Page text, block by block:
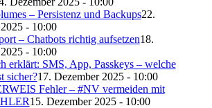
– Persistenz und Backups22.
- 10:00
– Chatbots richtig aufsetzen18.
- 10:00
erklärt: SMS, App, Passkeys – welche
sicher?17. Dezember 2025 - 10:00
Fehler – #NV vermeiden mit
15. Dezember 2025 - 10:00